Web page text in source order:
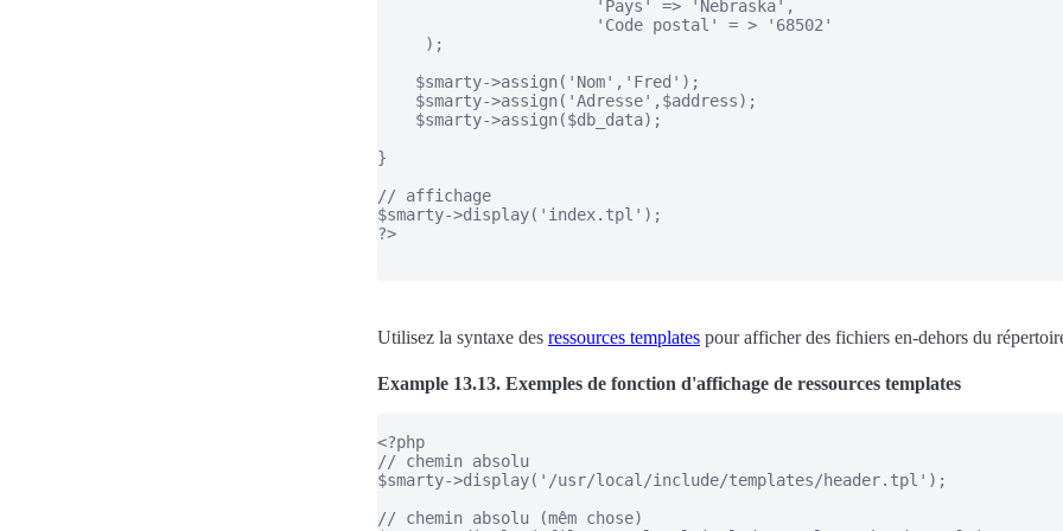
                       'Pays' => 'Nebraska',
                       'Code postal' = > '68502'
     );
    $smarty->assign('Nom','Fred');
    $smarty->assign('Adresse',$address);
    $smarty->assign($db_data);
}
// affichage
$smarty->display('index.tpl');
?>
Utilisez la syntaxe des ressources templates pour afficher des fichiers en-dehors du
Example 13.13. Exemples de fonction d'affichage de ressources templates
<?php
// chemin absolu
$smarty->display('/usr/local/include/templates/header.tpl');
// chemin absolu (mêm chose)